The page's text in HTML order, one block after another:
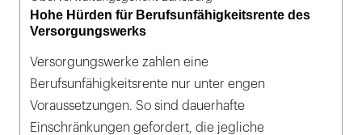
Hohe Hürden für Berufsunfähigkeitsrente des
Versorgungswerks
Versorgungswerke zahlen eine
Berufsunfähigkeitsrente nur unter engen
Voraussetzungen. So sind dauerhafte
Einschränkungen gefordert, die jegliche